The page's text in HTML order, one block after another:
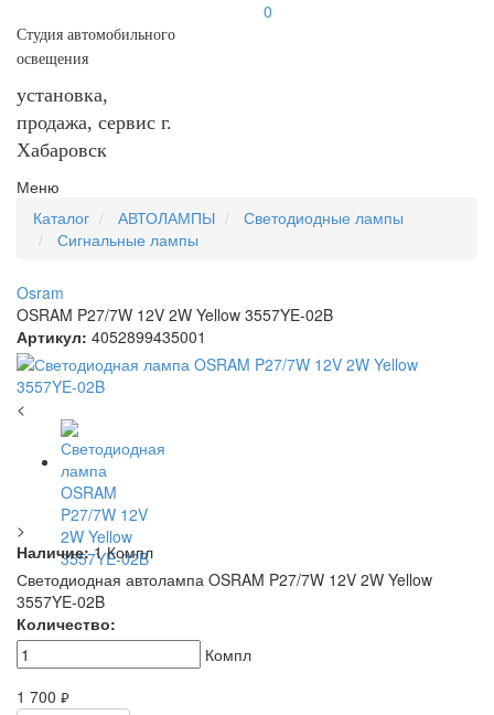
Студия автомобильного
освещения
установка,
продажа, сервис г.
Хабаровск
0
Меню
Каталог
АВТОЛАМПЫ
Светодиодные лампы
Сигнальные лампы
Osram
OSRAM P27/7W 12V 2W Yellow 3557YE-02B
Артикул: 4052899435001
<
>
Наличие: 1 Компл
Светодиодная автолампа OSRAM P27/7W 12V 2W Yellow
3557YE-02B
Количество:
Компл
1 700 руб.